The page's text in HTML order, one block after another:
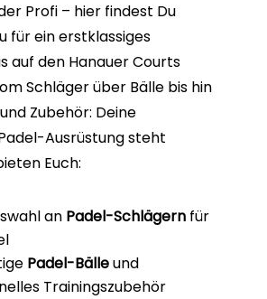
Profi – hier findest Du
für ein erstklassiges
auf den Hanauer Courts
Schläger über Bälle bis hin
Zubehör: Deine
Ausrüstung steht
Euch:
an Padel-Schlägernfür
Padel-Bälleund
Trainingszubehör